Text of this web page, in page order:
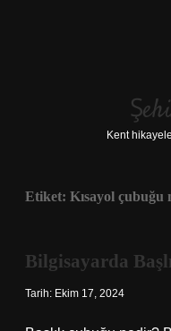
Kent
Etiket: Kısayol çubuğu
Bilgisayarda
Tarih: Ekim 17, 2024